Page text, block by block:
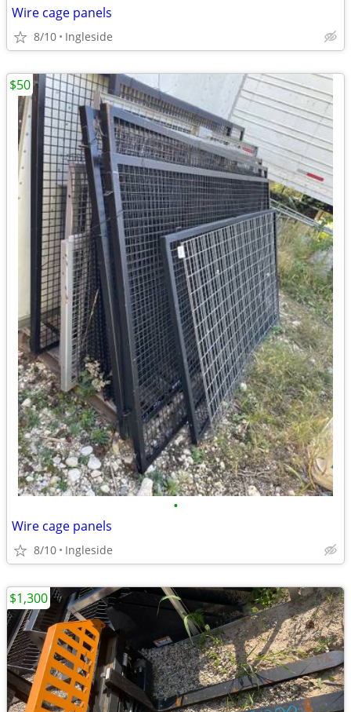
Wire cage panels
8/10 Ingleside
•
Wire cage panels
8/10 Ingleside
$50
$1,300